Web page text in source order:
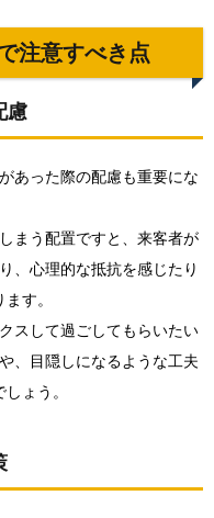
注意すべき点
慮
あった際の配慮も重要にな
まう配置ですと、来客者が
、心理的な抵抗を感じたり
す。
スして過ごしてもらいたい
、目隠しになるような工夫
ょう。